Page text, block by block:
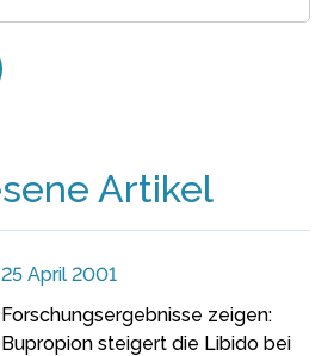
Artikel
25 April 2001
Forschungsergebnisse zeigen:
Bupropion steigert die Libido bei